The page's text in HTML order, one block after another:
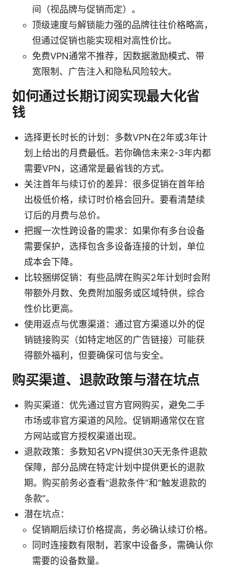
间（视品牌与促销而定）。
顶级速度与解锁能力强的品牌往往价格略高，
但通过促销也能实现相对高性价比。
免费VPN通常不推荐，因数据激励模式、带
宽限制、广告注入和隐私风险较大。
如何通过长期订阅实现最大化省
钱
选择更长时长的计划：多数VPN在2年或3年计
划上给出的月费最低。若你确信未来2-3年内都
需要VPN，这通常是最省钱的方式。
关注首年与续订价的差异：很多促销在首年给
出极低价格，续订时价格会回升。要看清楚续
订后的月费与总价。
把握一次性跨设备的需求：如果你有多台设备
需要保护，选择包含多设备连接的计划，单位
成本会下降。
比较捆绑促销：有些品牌在购买2年计划时会附
带额外月数、免费附加服务或区域特供，综合
性价比更高。
使用返点与优惠渠道：通过官方渠道以外的促
销链接购买（如特定地区的广告链接）可能获
得额外福利，但要确保可信与安全。
购买渠道、退款政策与潜在坑点
购买渠道：优先通过官方官网购买，避免二手
市场或非官方渠道的风险。促销期通常仅在官
方网站或官方授权渠道出现。
退款政策：多数知名VPN提供30天无条件退款
保障，部分品牌在特定计划中提供更长的退款
期。购买前务必查看“退款条件”和“触发退款的
条款”。
潜在坑点：
促销期后续订价格提高，务必确认续订价格。
同时连接数有限制，若家中设备多，需确认你
需要的设备数量。